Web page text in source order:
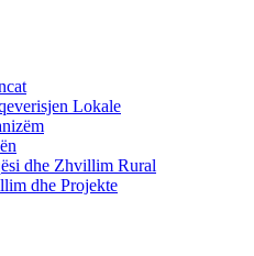
Lokale
dhe Zhvillim Rural
dhe Projekte